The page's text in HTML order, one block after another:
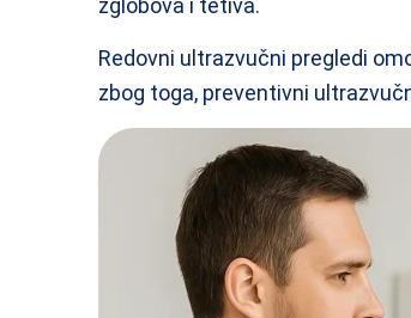
Redovni ultrazvučni pregledi
zbog toga, preventivni